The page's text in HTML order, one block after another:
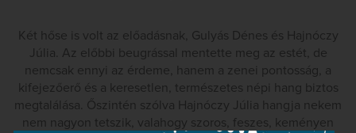
Két hőse is volt az előadásnak, Gulyás Dénes és Hajnóczy
Júlia. Az előbbi beugrással mentette meg az estét, de
nemcsak ennyi az érdeme, hanem a zenei pontosság, a
kifejezőerő és a keresetlen, természetes népi hang biztos
megtalálása. Őszintén szólva Hajnóczy Júlia hangja nekem
nem nagyon tetszik, valahogy szoros, feszes, keményen